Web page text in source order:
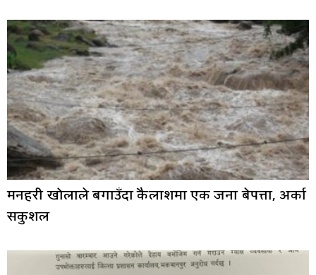
मनहरी खोलाले बगाउँदा कैलाशमा एक जना बेपत्ता, अर्का
सकुशल